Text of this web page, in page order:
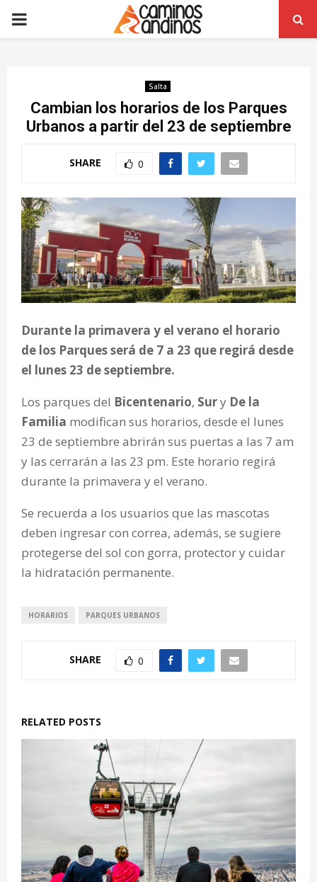
PRIMARY
Salta
Cambian los horarios de los Parques
Urbanos a partir del 23 de septiembre
SHARE 0
Durante la primavera y el verano el horario
de los Parques será de 7 a 23 que regirá desde
el lunes 23 de septiembre.
Los parques del Bicentenario, Sury De la
Familia modifican sus horarios, desde el lunes
23 de septiembre abrirán sus puertas a las 7 am
y las cerrarán a las 23 pm. Este horario regirá
durante la primavera y el verano.
Se recuerda a los usuarios que las mascotas
deben ingresar con correa, además, se sugiere
protegerse del sol con gorra, protector y cuidar
la hidratación permanente.
HORARIOS PARQUES URBANOS
SHARE 0
RELATED POSTS